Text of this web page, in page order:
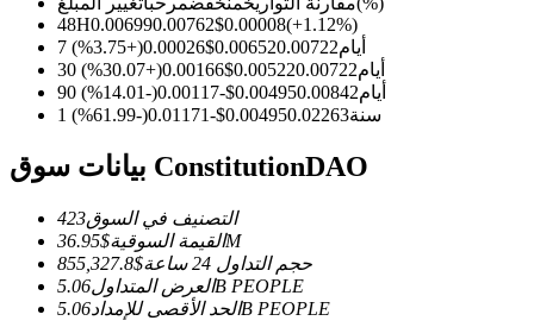
العقود الآجلة USDC
العقود الآجلة باستخدام USDC كضمان
48H0.006990.00762$0.00008(+1.12%)
7 أيام
0.006520.00722
$
0.00026
(
+
3.75
%)
30 أيام
0.005220.00722
$
0.00166
(
+
30.07
%)
90 أيام
0.004950.00842
$
-0.00117
(
-14.01
%)
1 سنة
0.004950.02263
$
-0.01171
(
-61.99
%)
بيانات سوق ConstitutionDAO
التصنيف في السوق423
القيمة السوقية$
36.95M
حجم التداول 24 ساعة
$
855,327.8
العرض المتداول5.06B PEOPLE
الحد الأقصى للإمداد5.06B PEOPLE